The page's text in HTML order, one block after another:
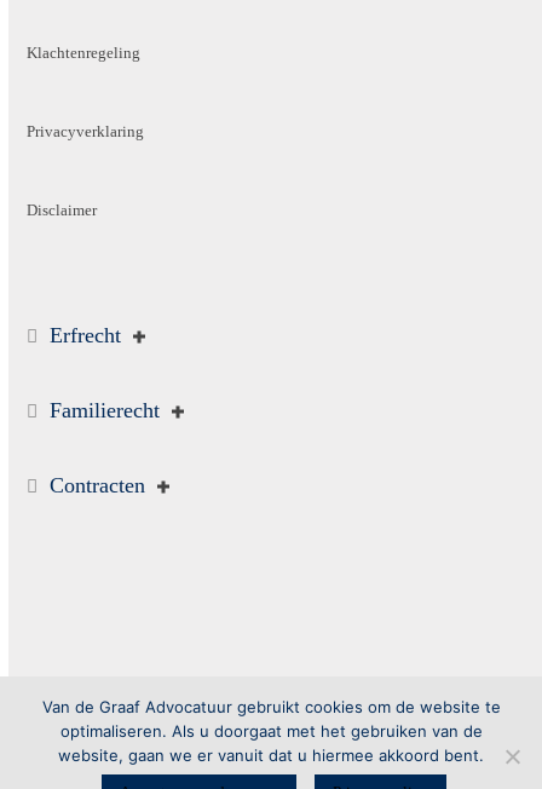
Klachtenregeling
Privacyverklaring
Disclaimer
Erfrecht
Familierecht
Contracten
Van de Graaf Advocatuur gebruikt cookies om de website te
optimaliseren. Als u doorgaat met het gebruiken van de
website, gaan we er vanuit dat u hiermee akkoord bent.